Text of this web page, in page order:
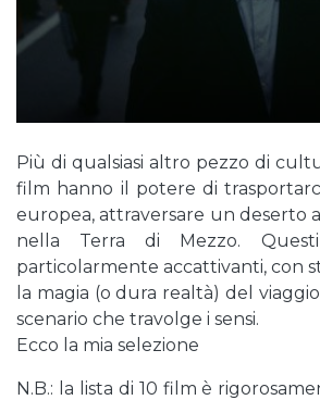
Più di qualsiasi altro pezzo di
film hanno il potere di
europea, attraversare un deserto
nella Terra di Mezzo.
particolarmente accattivanti, con
la magia (o dura realtà) del
scenario che travolge i sensi.
Ecco la mia selezione
N.B.: la lista di 10 film è